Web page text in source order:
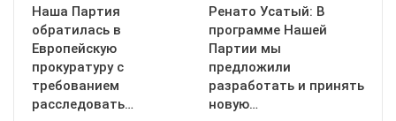
Наша Партия
обратилась в
Европейскую
прокуратуру с
требованием
расследовать…
Ренато Усатый: В
программе Нашей
Партии мы
предложили
разработать и принять
новую…